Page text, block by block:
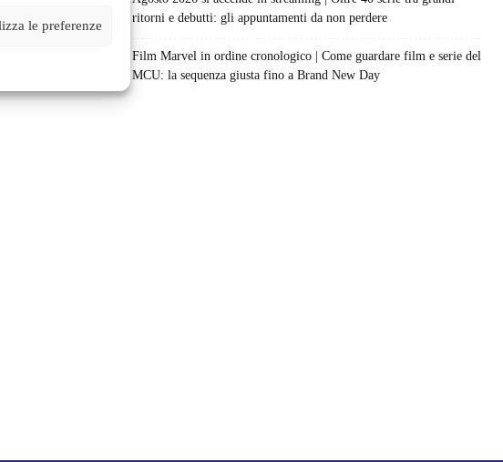
le preferenze
ritorni e debutti: gli appuntamenti da non perdere
Film Marvel in ordine cronologico | Come guardare film e serie del
MCU: la sequenza giusta fino a Brand New Day